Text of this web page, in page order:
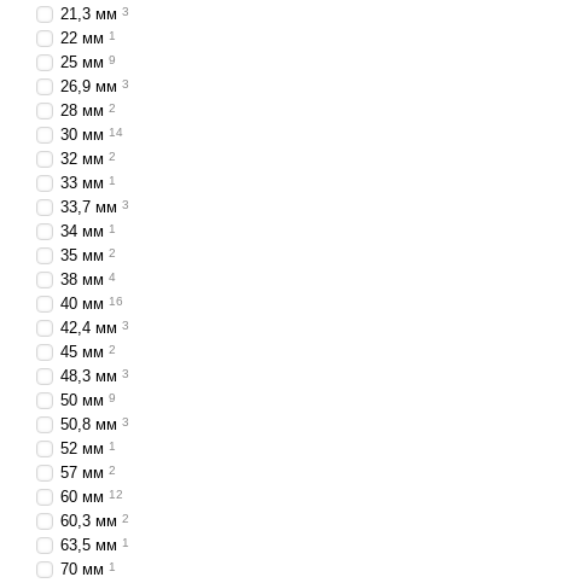
21,3 мм 3
22 мм 1
25 мм 9
26,9 мм 3
28 мм 2
30 мм 14
32 мм 2
33 мм 1
33,7 мм 3
34 мм 1
35 мм 2
38 мм 4
40 мм 16
42,4 мм 3
45 мм 2
48,3 мм 3
50 мм 9
50,8 мм 3
52 мм 1
57 мм 2
60 мм 12
60,3 мм 2
63,5 мм 1
70 мм 1